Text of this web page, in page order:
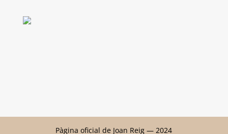
Pàgina oficial de Joan Reig — 2024